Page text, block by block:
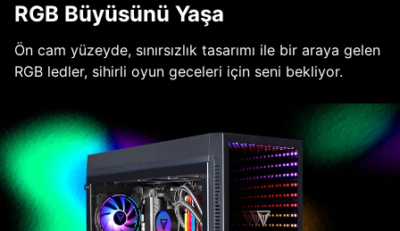
RGB Büyüsünü Yaşa
Ön cam yüzeyde, sınırsızlık tasarımı ile bir araya gelen
RGB ledler, sihirli oyun geceleri için seni bekliyor.